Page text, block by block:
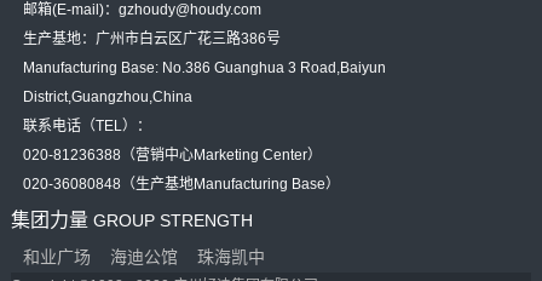
邮箱(E-mail)：gzhoudy@houdy.com
生产基地：广州市白云区广花三路386号
Manufacturing Base: No.386 Guanghua 3 Road,Baiyun
District,Guangzhou,China
联系电话（TEL）：
020-81236388（营销中心Marketing Center）
020-36080848（生产基地Manufacturing Base）
集团力量 GROUP STRENGTH
和业广场
海迪公馆 珠海凯中